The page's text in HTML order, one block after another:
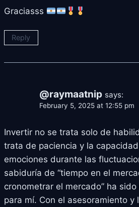
Graciasss
Reply
@raymaatnip says:
February 5, 2025 at 12:55 pm
Invertir no se trata solo de
trata de paciencia y la
emociones durante las
sabiduría de “tiempo en el
cronometrar el mercado” ha
para mí. Con el asesoramiento y